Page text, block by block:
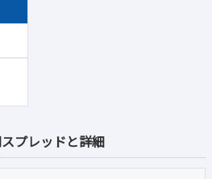
プレッドと詳細